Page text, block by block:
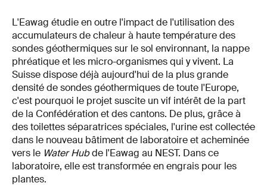
L'Eawag étudie en outre l'impact de l'utilisation des
accumulateurs de chaleur à haute température des
sondes géothermiques sur le sol environnant, la nappe
phréatique et les micro-organismes qui y vivent. La
Suisse dispose déjà aujourd'hui de la plus grande
densité de sondes géothermiques de toute l'Europe,
c'est pourquoi le projet suscite un vif intérêt de la part
de la Confédération et des cantons. De plus, grâce à
des toilettes séparatrices spéciales, l'urine est collectée
dans le nouveau bâtiment de laboratoire et acheminée
vers le Water Hubde l'Eawag au NEST. Dans ce
laboratoire, elle est transformée en engrais pour les
plantes.